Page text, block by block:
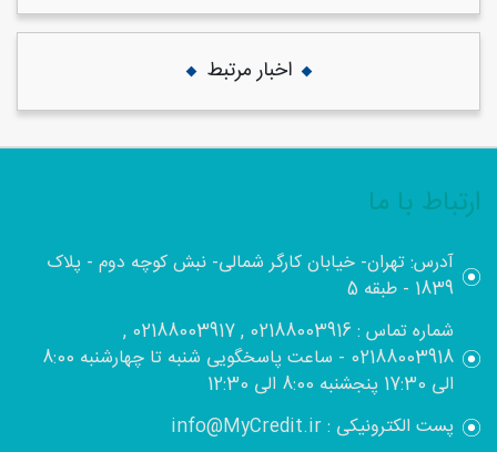
اخبار مرتبط
ارتباط با ما
آدرس: تهران- خیابان کارگر شمالی- نبش کوچه دوم - پلاک
1839 - طبقه 5
شماره تماس : 02188003916 , 02188003917 ,
02188003918 - ساعت پاسخگویی شنبه تا چهارشنبه 8:00
الی 17:30 پنجشنبه 8:00 الی 12:30
پست الکترونیکی : info@MyCredit.ir